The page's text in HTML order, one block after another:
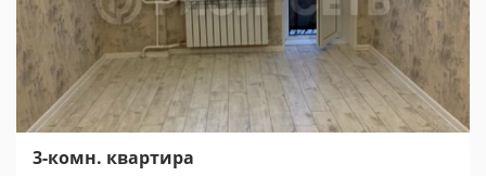
3-комн. квартира